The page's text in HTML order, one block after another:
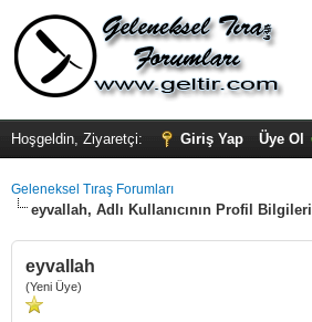
Hoşgeldin, Ziyaretçi: Giriş Yap Üye Ol
Geleneksel Tıraş Forumları
eyvallah, Adlı Kullanıcının Profil Bilgileri
eyvallah
(Yeni Üye)